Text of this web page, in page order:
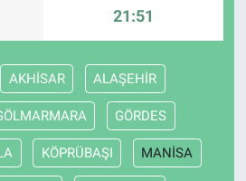
21:51
AKHİSAR ALAŞEHİR
GÖRDES
KÖPRÜBAŞI MANİSA